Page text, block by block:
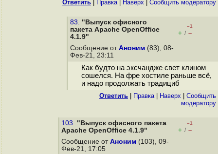
Ответить Правка| Наверх Cообщить модератору
83. "Выпуск офисного
пакета Apache OpenOffice
4.1.9"
–1
+ / –
Сообщение от Аноним (83), 08-
Фев-21, 23:11
Как будто на эксчандже свет клином
сошелся. На фре хостиле раньше всё,
и надо продолжать традициб
Ответить Правка| Наверх
Cообщить
модератору
103. "Выпуск офисного пакета
Apache OpenOffice 4.1.9"
–1
+ / –
Сообщение от Аноним (103), 09-
Фев-21, 17:05